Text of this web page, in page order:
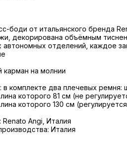
боди от итальянского бренда
декорирована объёмным
автономных отделений, каждое
карман на молнии
в комплекте два плечевых ремня:
которого 81 см (не
которого 130 см
Angi, Италия
Италия